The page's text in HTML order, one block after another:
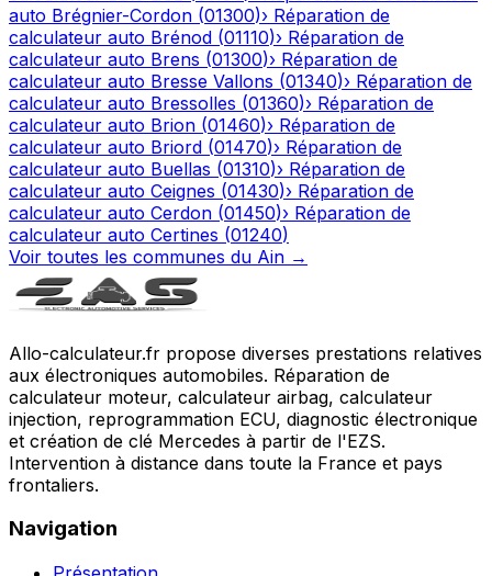
auto Brégnier-Cordon (01300)› Réparation de
calculateur auto Brénod (01110)› Réparation de
calculateur auto Brens (01300)› Réparation de
calculateur auto Bresse Vallons (01340)› Réparation de
calculateur auto Bressolles (01360)› Réparation de
calculateur auto Brion (01460)› Réparation de
calculateur auto Briord (01470)› Réparation de
calculateur auto Buellas (01310)› Réparation de
calculateur auto Ceignes (01430)› Réparation de
calculateur auto Cerdon (01450)› Réparation de
calculateur auto Certines (01240)
Voir toutes les communes du Ain →
Allo-calculateur.fr propose diverses prestations relatives
aux électroniques automobiles. Réparation de
calculateur moteur, calculateur airbag, calculateur
injection, reprogrammation ECU, diagnostic électronique
et création de clé Mercedes à partir de l'EZS.
Intervention à distance dans toute la France et pays
frontaliers.
Navigation